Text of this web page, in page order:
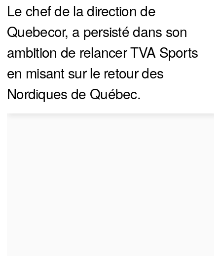
Le chef de la direction de
Quebecor, a persisté dans son
ambition de relancer TVA Sports
en misant sur le retour des
Nordiques de Québec.